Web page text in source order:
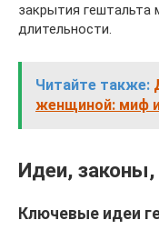
закрытия гештальта
длительности.
Читайте также:
женщиной: миф
Идеи,
Ключевые идеи